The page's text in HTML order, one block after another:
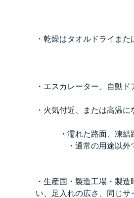
・乾燥はタオルドライま
・エスカレーター、自動
・火気付近、または高温
・濡れた路面、凍
・通常の用途以
・生産国・製造工場・製
い、足入れの広さ、同じサ